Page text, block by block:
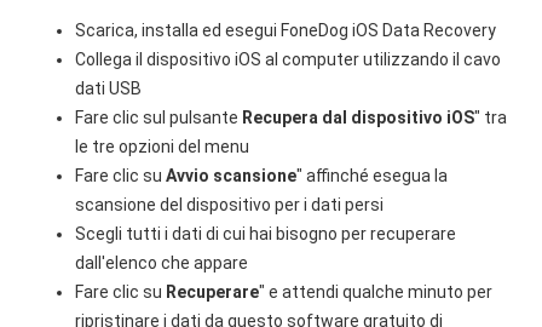
Scarica, installa ed esegui FoneDog iOS Data Recovery
Collega il dispositivo iOS al computer utilizzando il cavo
dati USB
Fare clic sul pulsante Recupera dal dispositivo iOS" tra
le tre opzioni del menu
Fare clic suAvvio scansione" affinché esegua la
scansione del dispositivo per i dati persi
Scegli tutti i dati di cui hai bisogno per recuperare
dall'elenco che appare
Fare clic su Recuperare" e attendi qualche minuto per
ripristinare i dati da questo software gratuito di